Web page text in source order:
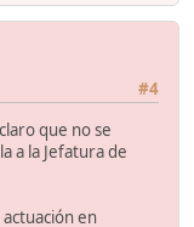
#4
que no se
a la Jefatura de
en